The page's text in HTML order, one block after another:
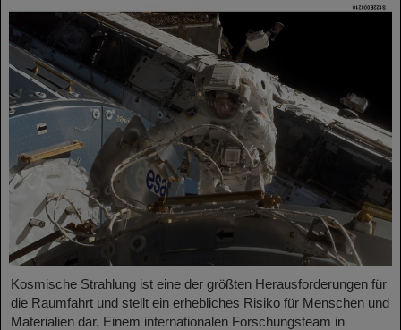
Kosmische Strahlung ist eine der größten Herausforderungen für
die Raumfahrt und stellt ein erhebliches Risiko für Menschen und
Materialien dar. Einem internationalen Forschungsteam in